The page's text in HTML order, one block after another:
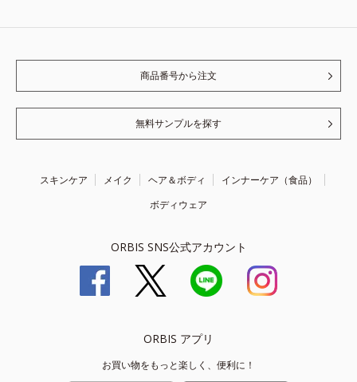
商品番号から注文
無料サンプルを探す
スキンケア メイク ヘア＆ボディ
インナーケア（食品）
ボディウェア
ORBIS SNS公式アカウント
ORBIS アプリ
お買い物をもっと楽しく、便利に！